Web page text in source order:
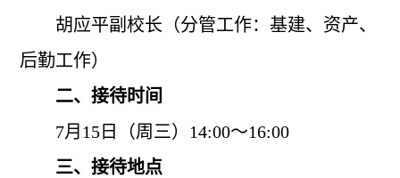
胡应平副校长（分管工作： 基建、资产、
后勤工作）
二、接待时间
7月15日（周三）14:00～16:00
三、接待地点